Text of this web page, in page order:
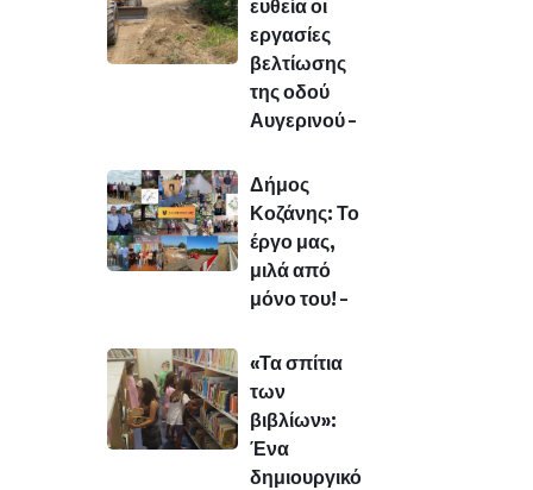
ευθεία οι
εργασίες
βελτίωσης
της οδού
Αυγερινού –
Δήμος
Κοζάνης: Το
έργο μας,
μιλά από
μόνο του! –
«Τα σπίτια
των
βιβλίων»:
Ένα
δημιουργικό